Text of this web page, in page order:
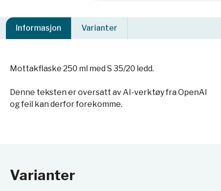
Informasjon Varianter
Mottakflaske 250 ml med S 35/20 ledd.
Denne teksten er oversatt av AI-verktøy fra OpenAI
og feil kan derfor forekomme.
Varianter